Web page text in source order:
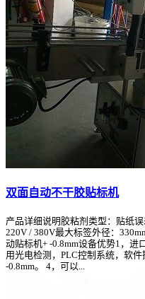
双面自动不干胶贴标机
产品详细说明胶粘剂类型：贴纸
220V / 380V最大标签外径：
动贴标机+ -0.8mm设备优势1，进
用光电检测，PLC控制系统，软
-0.8mm。 4，可以...